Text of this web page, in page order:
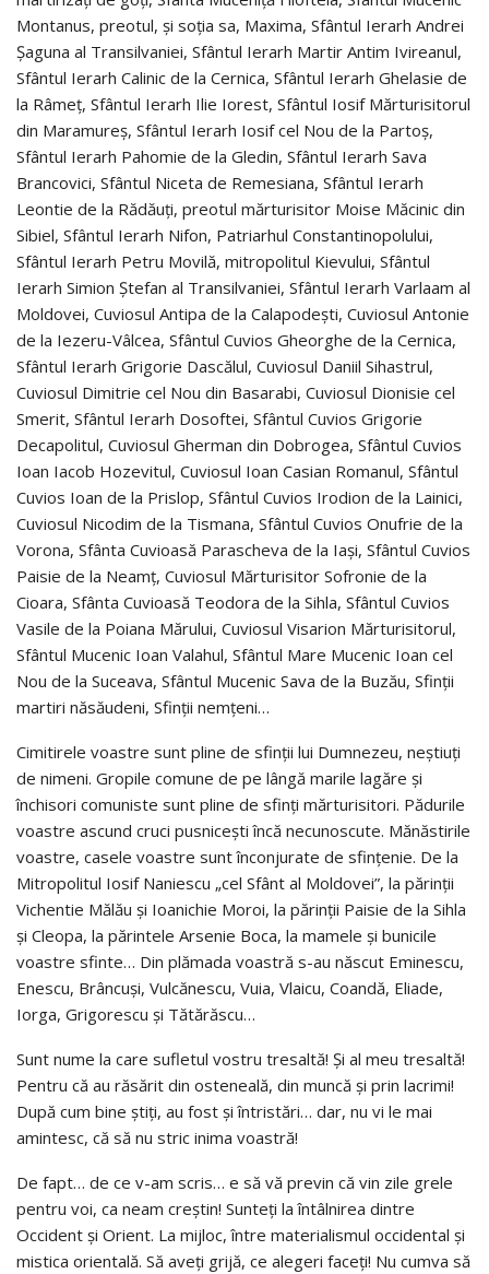
Montanus, preotul, şi soţia sa, Maxima, Sfântul Ierarh Andrei
Şaguna al Transilvaniei, Sfântul Ierarh Martir Antim Ivireanul,
Sfântul Ierarh Calinic de la Cernica, Sfântul Ierarh Ghelasie de
la Râmeţ, Sfântul Ierarh Ilie Iorest, Sfântul Iosif Mărturisitorul
din Maramureş, Sfântul Ierarh Iosif cel Nou de la Partoş,
Sfântul Ierarh Pahomie de la Gledin, Sfântul Ierarh Sava
Brancovici, Sfântul Niceta de Remesiana, Sfântul Ierarh
Leontie de la Rădăuţi, preotul mărturisitor Moise Măcinic din
Sibiel, Sfântul Ierarh Nifon, Patriarhul Constantinopolului,
Sfântul Ierarh Petru Movilă, mitropolitul Kievului, Sfântul
Ierarh Simion Ștefan al Transilvaniei, Sfântul Ierarh Varlaam al
Moldovei, Cuviosul Antipa de la Calapodeşti, Cuviosul Antonie
de la Iezeru-Vâlcea, Sfântul Cuvios Gheorghe de la Cernica,
Sfântul Ierarh Grigorie Dascălul, Cuviosul Daniil Sihastrul,
Cuviosul Dimitrie cel Nou din Basarabi, Cuviosul Dionisie cel
Smerit, Sfântul Ierarh Dosoftei, Sfântul Cuvios Grigorie
Decapolitul, Cuviosul Gherman din Dobrogea, Sfântul Cuvios
Ioan Iacob Hozevitul, Cuviosul Ioan Casian Romanul, Sfântul
Cuvios Ioan de la Prislop, Sfântul Cuvios Irodion de la Lainici,
Cuviosul Nicodim de la Tismana, Sfântul Cuvios Onufrie de la
Vorona, Sfânta Cuvioasă Parascheva de la Iaşi, Sfântul Cuvios
Paisie de la Neamţ, Cuviosul Mărturisitor Sofronie de la
Cioara, Sfânta Cuvioasă Teodora de la Sihla, Sfântul Cuvios
Vasile de la Poiana Mărului, Cuviosul Visarion Mărturisitorul,
Sfântul Mucenic Ioan Valahul, Sfântul Mare Mucenic Ioan cel
Nou de la Suceava, Sfântul Mucenic Sava de la Buzău, Sfinții
martiri năsăudeni, Sfinții nemțeni…
Cimitirele voastre sunt pline de sfinții lui Dumnezeu, neștiuți
de nimeni. Gropile comune de pe lângă marile lagăre și
închisori comuniste sunt pline de sfinți mărturisitori. Pădurile
voastre ascund cruci pusnicești încă necunoscute. Mănăstirile
voastre, casele voastre sunt înconjurate de sfințenie. De la
Mitropolitul Iosif Naniescu „cel Sfânt al Moldovei”, la părinții
Vichentie Mălău și Ioanichie Moroi, la părinții Paisie de la Sihla
și Cleopa, la părintele Arsenie Boca, la mamele și bunicile
voastre sfinte… Din plămada voastră s-au născut Eminescu,
Enescu, Brâncuşi, Vulcănescu, Vuia, Vlaicu, Coandă, Eliade,
Iorga, Grigorescu și Tătărăscu…
Sunt nume la care sufletul vostru tresaltă! Și al meu tresaltă!
Pentru că au răsărit din osteneală, din muncă și prin lacrimi!
După cum bine știți, au fost și întristări… dar, nu vi le mai
amintesc, că să nu stric inima voastră!
De fapt… de ce v-am scris… e să vă previn că vin zile grele
pentru voi, ca neam creștin! Sunteți la întâlnirea dintre
Occident și Orient. La mijloc, între materialismul occidental și
mistica orientală. Să aveți grijă, ce alegeri faceți! Nu cumva să